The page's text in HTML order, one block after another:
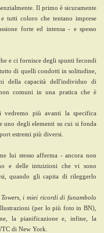
Il primo è sicuramente
tutti coloro che tentano imprese
forte ed intensa - e spesso
e ci fornisce degli spunti fecondi
di quelli condotti in solitudine,
della capacità dell'individuo di
comuni in una pratica che è
vedremo più avanti la specifica
uno degli elementi su cui si fonda
estremi più diversi.
lui stesso afferma - ancora non
e delle intuizioni che vi sono
quando gli capita di rileggerlo
i miei ricordi di funambolo
(per lo più foto in BN),
la pianificazione e, infine, la
di New York.